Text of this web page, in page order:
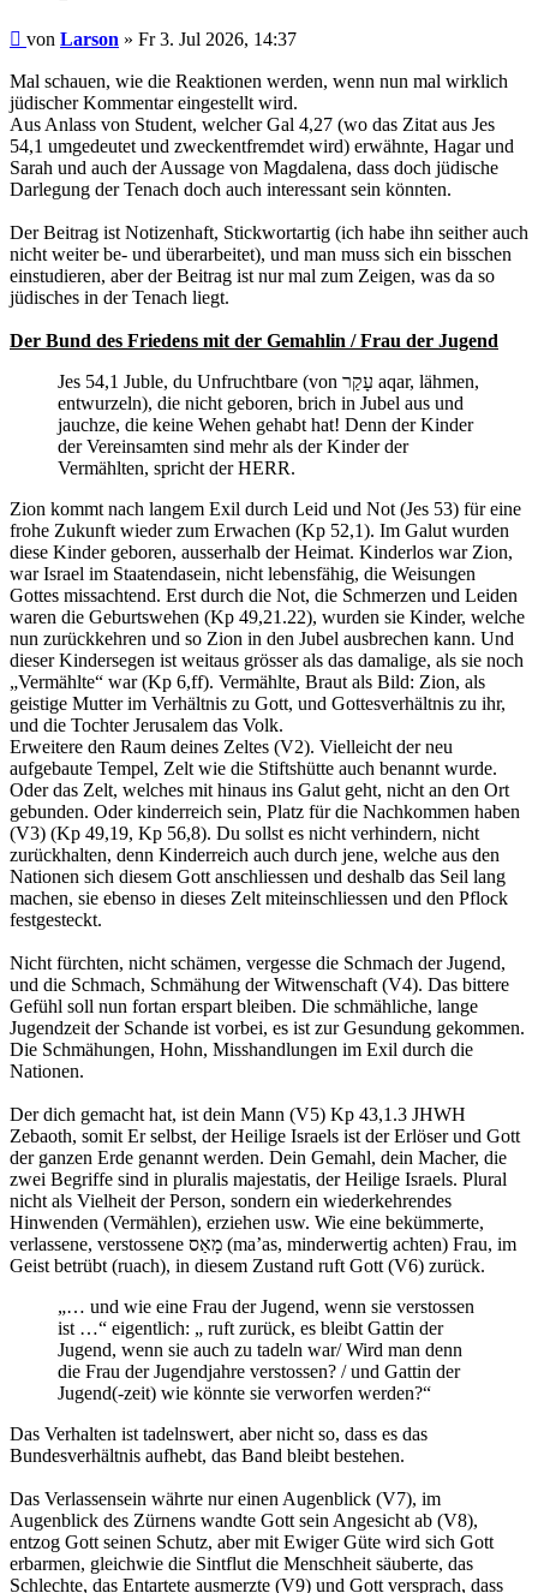
Beitrag
von Larson » Fr 3. Jul 2026, 14:37
Mal schauen, wie die Reaktionen werden, wenn nun mal wirklich
jüdischer Kommentar eingestellt wird.
Aus Anlass von Student, welcher Gal 4,27 (wo das Zitat aus Jes
54,1 umgedeutet und zweckentfremdet wird) erwähnte, Hagar und
Sarah und auch der Aussage von Magdalena, dass doch jüdische
Darlegung der Tenach doch auch interessant sein könnten.
Der Beitrag ist Notizenhaft, Stickwortartig (ich habe ihn seither auch
nicht weiter be- und überarbeitet), und man muss sich ein bisschen
einstudieren, aber der Beitrag ist nur mal zum Zeigen, was da so
jüdisches in der Tenach liegt.
Der Bund des Friedens mit der Gemahlin / Frau der Jugend
Jes 54,1 Juble, du Unfruchtbare (von עָקַר aqar, lähmen,
entwurzeln), die nicht geboren, brich in Jubel aus und
jauchze, die keine Wehen gehabt hat! Denn der Kinder
der Vereinsamten sind mehr als der Kinder der
Vermählten, spricht der HERR.
Zion kommt nach langem Exil durch Leid und Not (Jes 53) für eine
frohe Zukunft wieder zum Erwachen (Kp 52,1). Im Galut wurden
diese Kinder geboren, ausserhalb der Heimat. Kinderlos war Zion,
war Israel im Staatendasein, nicht lebensfähig, die Weisungen
Gottes missachtend. Erst durch die Not, die Schmerzen und Leiden
waren die Geburtswehen (Kp 49,21.22), wurden sie Kinder, welche
nun zurückkehren und so Zion in den Jubel ausbrechen kann. Und
dieser Kindersegen ist weitaus grösser als das damalige, als sie noch
„Vermählte“ war (Kp 6,ff). Vermählte, Braut als Bild: Zion, als
geistige Mutter im Verhältnis zu Gott, und Gottesverhältnis zu ihr,
und die Tochter Jerusalem das Volk.
Erweitere den Raum deines Zeltes (V2). Vielleicht der neu
aufgebaute Tempel, Zelt wie die Stiftshütte auch benannt wurde.
Oder das Zelt, welches mit hinaus ins Galut geht, nicht an den Ort
gebunden. Oder kinderreich sein, Platz für die Nachkommen haben
(V3) (Kp 49,19, Kp 56,8). Du sollst es nicht verhindern, nicht
zurückhalten, denn Kinderreich auch durch jene, welche aus den
Nationen sich diesem Gott anschliessen und deshalb das Seil lang
machen, sie ebenso in dieses Zelt miteinschliessen und den Pflock
festgesteckt.
Nicht fürchten, nicht schämen, vergesse die Schmach der Jugend,
und die Schmach, Schmähung der Witwenschaft (V4). Das bittere
Gefühl soll nun fortan erspart bleiben. Die schmähliche, lange
Jugendzeit der Schande ist vorbei, es ist zur Gesundung gekommen.
Die Schmähungen, Hohn, Misshandlungen im Exil durch die
Nationen.
Der dich gemacht hat, ist dein Mann (V5) Kp 43,1.3 JHWH
Zebaoth, somit Er selbst, der Heilige Israels ist der Erlöser und Gott
der ganzen Erde genannt werden. Dein Gemahl, dein Macher, die
zwei Begriffe sind in pluralis majestatis, der Heilige Israels. Plural
nicht als Vielheit der Person, sondern ein wiederkehrendes
Hinwenden (Vermählen), erziehen usw. Wie eine bekümmerte,
verlassene, verstossene מָאַס (ma’as, minderwertig achten) Frau, im
Geist betrübt (ruach), in diesem Zustand ruft Gott (V6) zurück.
„… und wie eine Frau der Jugend, wenn sie verstossen
ist …“ eigentlich: „ ruft zurück, es bleibt Gattin der
Jugend, wenn sie auch zu tadeln war/ Wird man denn
die Frau der Jugendjahre verstossen? / und Gattin der
Jugend(-zeit) wie könnte sie verworfen werden?“
Das Verhalten ist tadelnswert, aber nicht so, dass es das
Bundesverhältnis aufhebt, das Band bleibt bestehen.
Das Verlassensein währte nur einen Augenblick (V7), im
Augenblick des Zürnens wandte Gott sein Angesicht ab (V8),
entzog Gott seinen Schutz, aber mit Ewiger Güte wird sich Gott
erbarmen, gleichwie die Sintflut die Menschheit säuberte, das
Schlechte, das Entartete ausmerzte (V9) und Gott versprach, dass